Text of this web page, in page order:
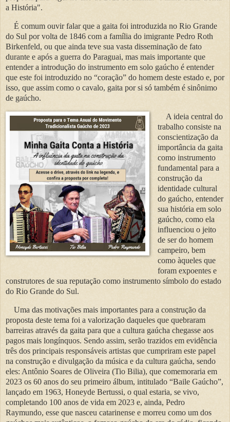
a História".
É comum ouvir falar que a gaita foi introduzida no Rio Grande
do Sul por volta de 1846 com a família do imigrante Pedro Roth
Birkenfeld, ou que ainda teve sua vasta disseminação de fato
durante e após a guerra do Paraguai, mas mais importante que
entender a introdução do instrumento em solo gaúcho é entender
que este foi introduzido no “coração” do homem deste estado e, por
isso, que assim como o cavalo, gaita por si só também é sinônimo
de gaúcho.
A ideia central do
trabalho consiste na
conscientização da
importância da gaita
como instrumento
fundamental para a
construção da
identidade cultural
do gaúcho, entender
sua história em solo
gaúcho, como ela
influenciou o jeito
de ser do homem
campeiro, bem
como àqueles que
foram expoentes e
construtores de sua reputação como instrumento símbolo do estado
do Rio Grande do Sul.
Uma das motivações mais importantes para a construção da
proposta deste tema foi a valorização daqueles que quebraram
barreiras através da gaita para que a cultura gaúcha chegasse aos
pagos mais longínquos. Sendo assim, serão trazidos em evidência
três dos principais responsáveis artistas que cumpriram este papel
na construção e divulgação da música e da cultura gaúcha, sendo
eles: Antônio Soares de Oliveira (Tio Bilia), que comemoraria em
2023 os 60 anos do seu primeiro álbum, intitulado “Baile Gaúcho”,
lançado em 1963, Honeyde Bertussi, o qual estaria, se vivo,
completando 100 anos de vida em 2023 e, ainda, Pedro
Raymundo, esse que nasceu catarinense e morreu como um dos